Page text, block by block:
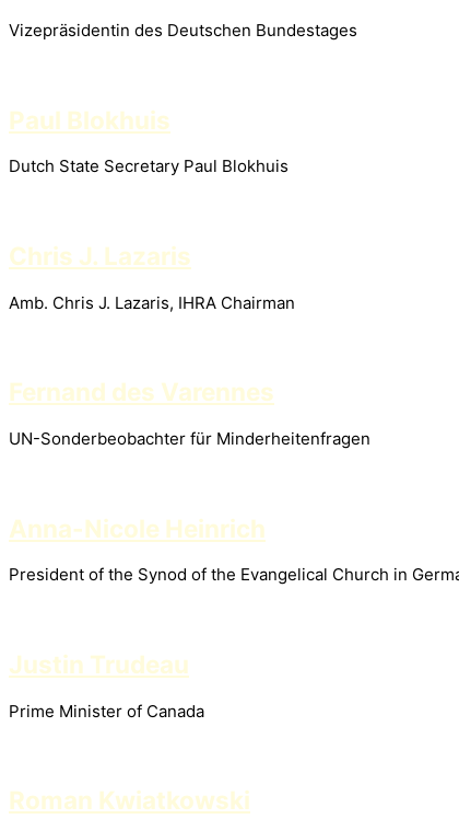
Vizepräsidentin des Deutschen Bundestages
Paul Blokhuis
Dutch State Secretary Paul Blokhuis
Chris J. Lazaris
Amb. Chris J. Lazaris, IHRA Chairman
Fernand des Varennes
UN-Sonderbeobachter für Minderheitenfragen
Anna-Nicole Heinrich
President of the Synod of the Evangelical Church in
Justin Trudeau
Prime Minister of Canada
Roman Kwiatkowski